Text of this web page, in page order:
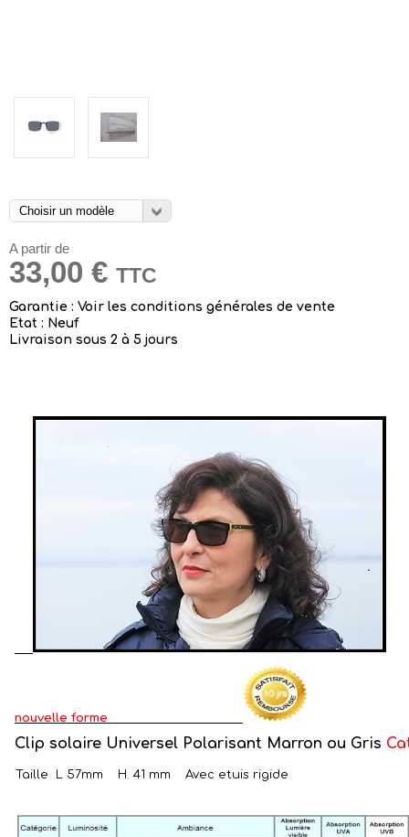
A partir de
33,00 € TTC
Garantie : Voir les conditions générales de vente
Etat : Neuf
Livraison sous 2 à 5 jours
nouvelle forme
Clip solaire Universel Polarisant Marron ou Gris
Taille L 57mm H. 41 mm Avec etuis rigide